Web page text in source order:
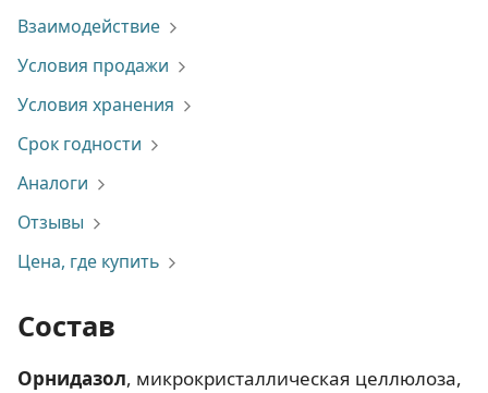
Взаимодействие
Условия продажи
Условия хранения
Срок годности
Аналоги
Отзывы
Цена, где купить
Состав
Орнидазол, микрокристаллическая целлюлоза,